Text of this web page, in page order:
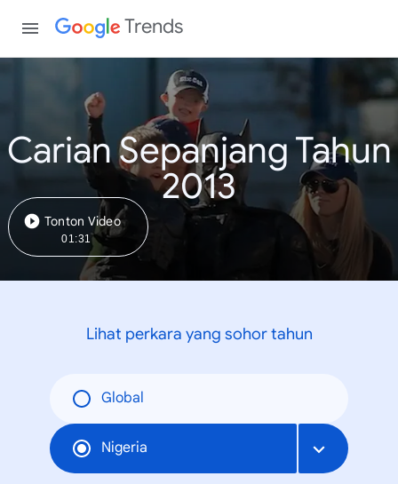
Trends
Carian Sepanjang Tahun
2013
Tonton Video
01:31
Lihat perkara yang sohor tahun
Global
Nigeria